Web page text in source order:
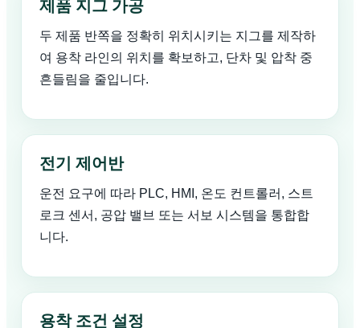
제품 지그 가공
두 제품 반쪽을 정확히 위치시키는 지그를 제작하
여 용착 라인의 위치를 확보하고, 단차 및 압착 중
흔들림을 줄입니다.
전기 제어반
운전 요구에 따라 PLC, HMI, 온도 컨트롤러, 스트
로크 센서, 공압 밸브 또는 서보 시스템을 통합합
니다.
용착 조건 설정